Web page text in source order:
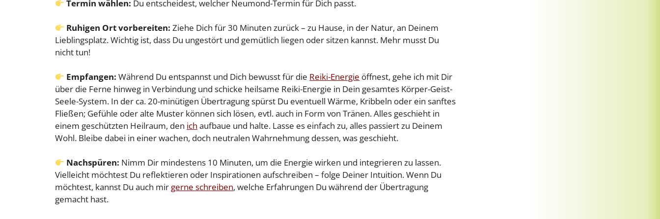
Termin wählen: Du entscheidest, welcher Neumond-Termin für Dich passt.
Ruhigen Ort vorbereiten: Ziehe Dich für 30 Minuten zurück – zu Hause, in der Natur, an Deinem
Lieblingsplatz. Wichtig ist, dass Du ungestört und gemütlich liegen oder sitzen kannst. Mehr musst Du
nicht tun!
Empfangen: Während Du entspannst und Dich bewusst für die Reiki-Energie öffnest, gehe ich mit Dir
über die Ferne hinweg in Verbindung und schicke heilsame Reiki-Energie in Dein gesamtes Körper-Geist-
Seele-System. In der ca. 20-minütigen Übertragung spürst Du eventuell Wärme, Kribbeln oder ein sanftes
Fließen; Gefühle oder alte Muster können sich lösen, evtl. auch in Form von Tränen. Alles geschieht in
einem geschützten Heilraum, den ich aufbaue und halte. Lasse es einfach zu, alles passiert zu Deinem
Wohl. Bleibe dabei in einer wachen, doch neutralen Wahrnehmung dessen, was geschieht.
Nachspüren: Nimm Dir mindestens 10 Minuten, um die Energie wirken und integrieren zu lassen.
Vielleicht möchtest Du reflektieren oder Inspirationen aufschreiben – folge Deiner Intuition. Wenn Du
möchtest, kannst Du auch mir gerne schreiben, welche Erfahrungen Du während der Übertragung
gemacht hast.